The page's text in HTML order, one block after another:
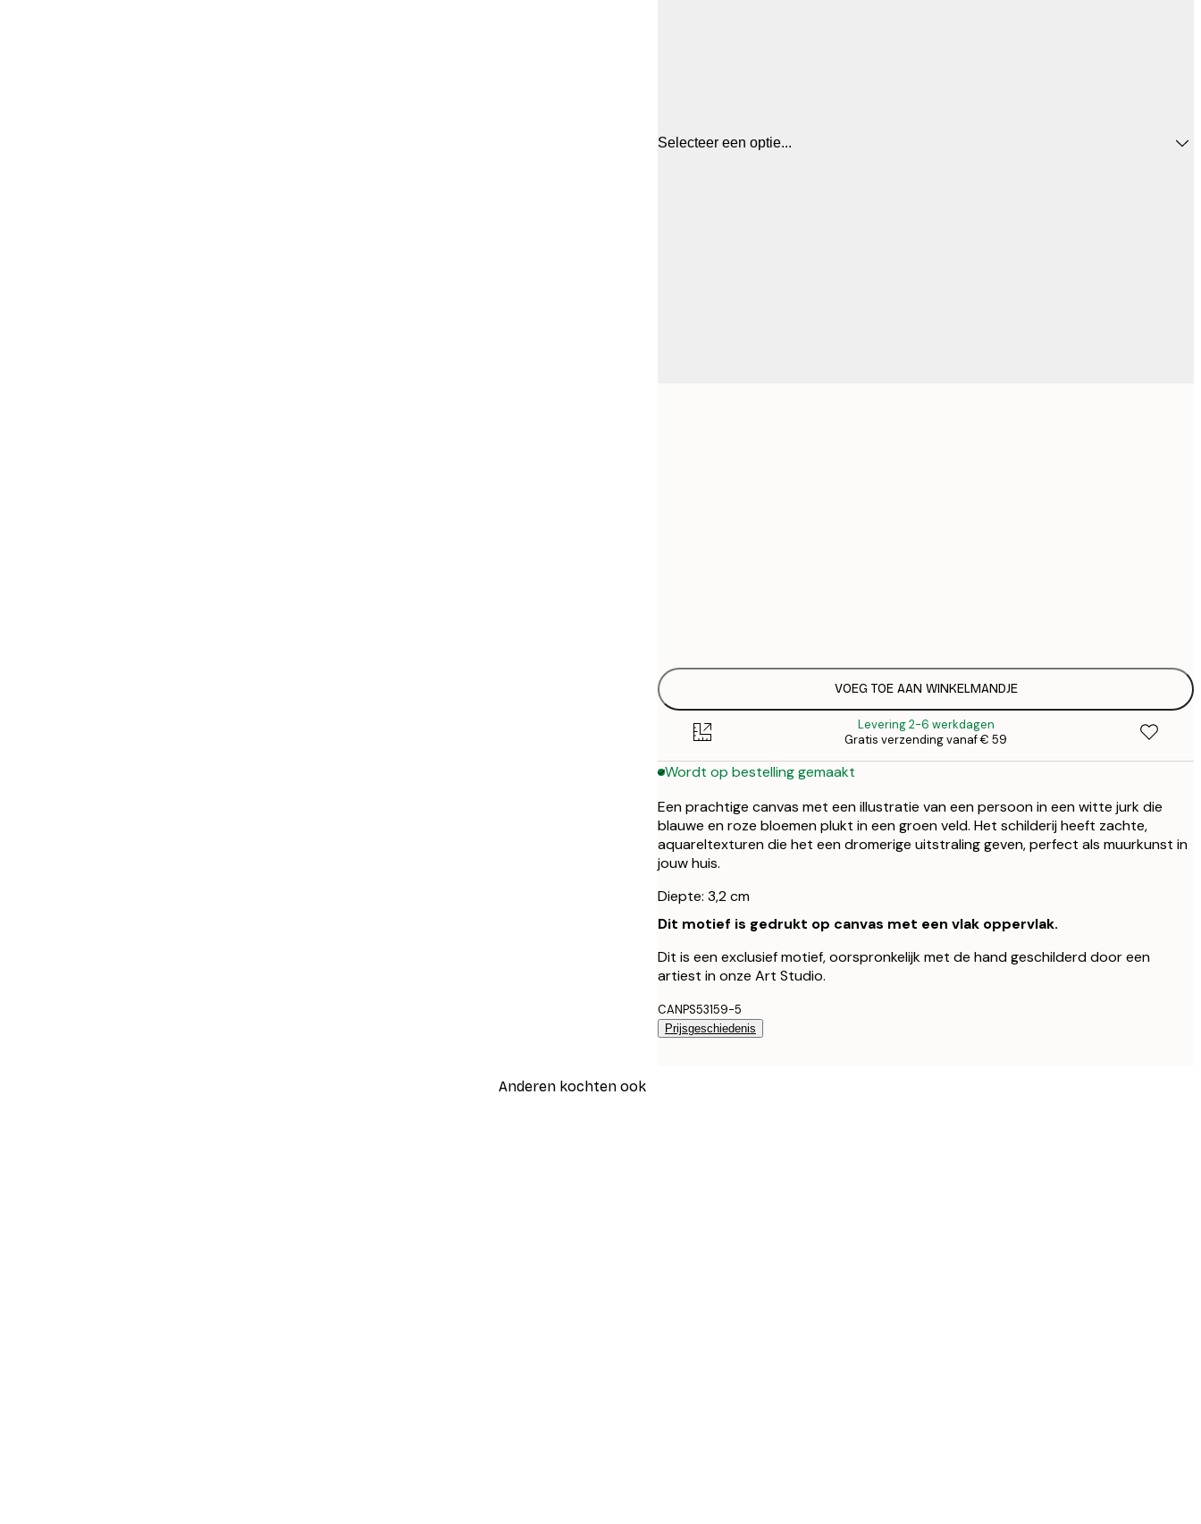
Selecteer een optie...
VOEG TOE AAN WINKELMANDJE
Levering 2-6 werkdagen
Gratis verzending vanaf € 59
Wordt op bestelling gemaakt
Een prachtige canvas met een illustratie van een persoon in een witte jurk die
blauwe en roze bloemen plukt in een groen veld. Het schilderij heeft zachte,
aquareltexturen die het een dromerige uitstraling geven, perfect als muurkunst in
jouw huis.
Diepte: 3,2 cm
Dit motief is gedrukt op canvas met een vlak oppervlak.
Dit is een exclusief motief, oorspronkelijk met de hand geschilderd door een
artiest in onze Art Studio.
CANPS53159-5
Prijsgeschiedenis
Anderen kochten ook